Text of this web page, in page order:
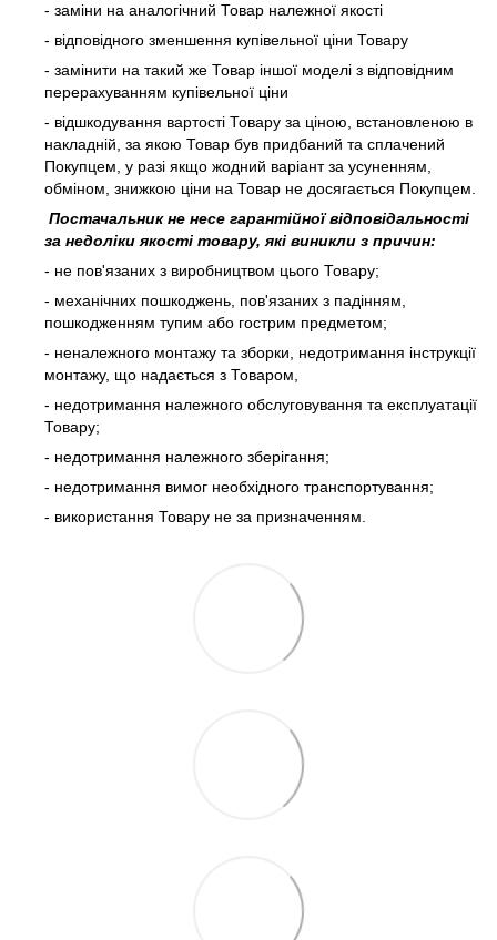
- заміни на аналогічний Товар належної якості
- відповідного зменшення купівельної ціни Товару
- замінити на такий же Товар іншої моделі з відповідним
перерахуванням купівельної ціни
- відшкодування вартості Товару за ціною, встановленою в
накладній, за якою Товар був придбаний та сплачений
Покупцем, у разі якщо жодний варіант за усуненням,
обміном, знижкою ціни на Товар не досягається Покупцем.
Постачальник не несе гарантійної відповідальності
за недоліки якості товару, які виникли з причин:
- не пов'язаних з виробництвом цього Товару;
- механічних пошкоджень, пов'язаних з падінням,
пошкодженням тупим або гострим предметом;
- неналежного монтажу та зборки, недотримання інструкції
монтажу, що надається з Товаром,
- недотримання належного обслуговування та експлуатації
Товару;
- недотримання належного зберігання;
- недотримання вимог необхідного транспортування;
- використання Товару не за призначенням.